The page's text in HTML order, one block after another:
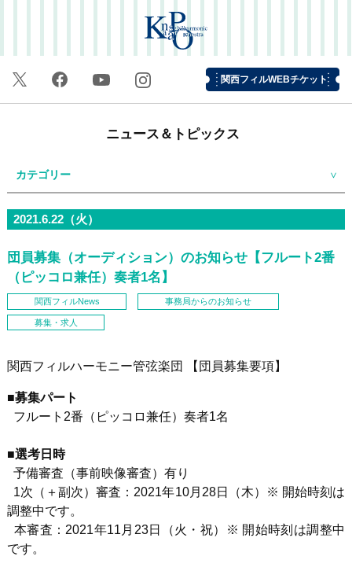
関西フィルWEBチケット
ニュース＆トピックス
カテゴリー
2021.6.22（火）
団員募集（オーディション）のお知らせ【フルート2番
（ピッコロ兼任）奏者1名】
関西フィルNews 事務局からのお知らせ
募集・求人
関西フィルハーモニー管弦楽団 【団員募集要項】
■募集パート
フルート 2番（ピッコロ兼任）奏者1名
■選考日時
予備審査（事前映像審査）有り
1次（＋副次）審査： 2021年10月 28日（木）※ 開始時刻は
調整中です。
本審査： 2021年11 月 23日（火・祝）※ 開始時刻は調整中
です。